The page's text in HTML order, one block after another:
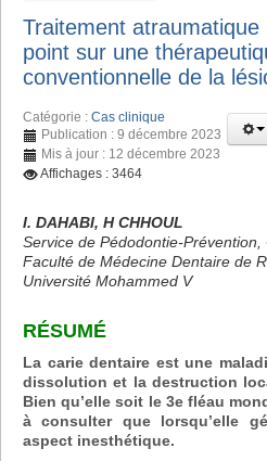
Traitement
point sur une
conventionnelle de la
Catégorie : Cas clinique
Publication : 9 décembre 2023
Mis à jour : 12 décembre 2023
Affichages : 3464
I. DAHABI, H CHHOUL
Service de Pédodontie-Prévention,
Faculté de Médecine Dentaire de
Université Mohammed V
RÉSUMÉ
La carie dentaire est une
dissolution et la destruction
Bien qu’elle soit le 3e fléau
à consulter que lorsqu’elle
aspect inesthétique.